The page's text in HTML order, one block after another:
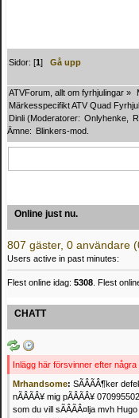
Sidor: [1]Gå upp
ATVForum, allt om fyrhjulingar »
Märkesspecifikt ATV Quad
Dinli (Moderatorer: Onlyhenke
Ämne:
Blinkers-mod.
Online just nu.
807 gäster, 0 användare
Users active in past minutes:
Flest online idag: 5308 . Flest
CHATT
Inlägg här försvinner efter några
Mrhandsome: SÃÂÃÂ¶ker
nÃÂÃÂ¥ mig pÃÂÃÂ¥
som du vill sÃÂÃÂ¤lja mvh Hugo